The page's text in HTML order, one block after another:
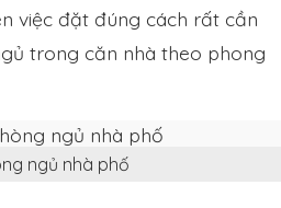
việc đặt đúng cách rất cần
trong căn nhà theo phong
ngủ nhà phố